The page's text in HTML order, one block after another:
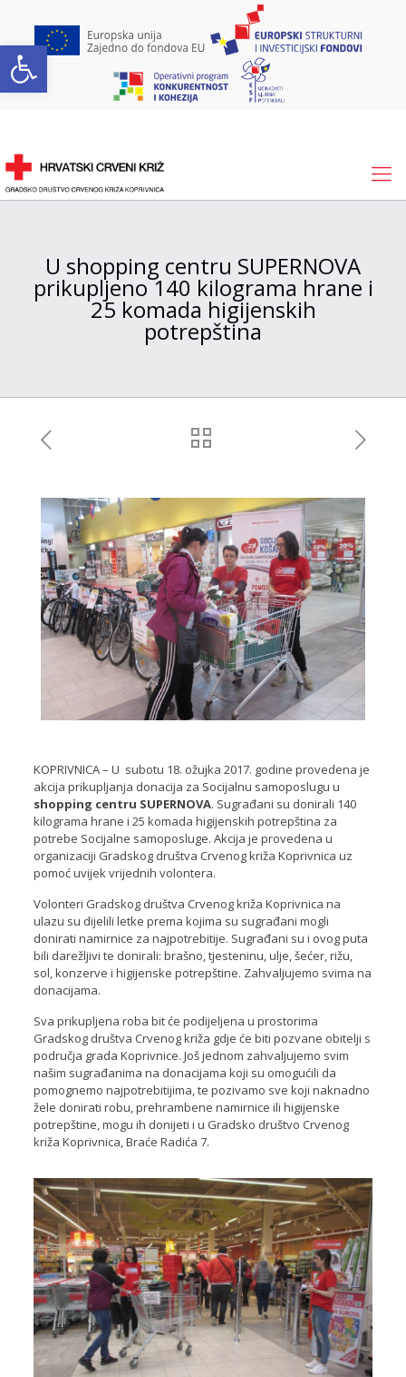
Open toolbar
U shopping centru SUPERNOVA
prikupljeno 140 kilograma hrane i
25 komada higijenskih
potrepština
KOPRIVNICA – U subotu 18. ožujka 2017. godine provedena je
akcija prikupljanja donacija za Socijalnu samoposlugu u
shopping centru SUPERNOVA. Sugrađani su donirali 140
kilograma hrane i 25 komada higijenskih potrepština za
potrebe Socijalne samoposluge. Akcija je provedena u
organizaciji Gradskog društva Crvenog križa Koprivnica uz
pomoć uvijek vrijednih volontera.
Volonteri Gradskog društva Crvenog križa Koprivnica na
ulazu su dijelili letke prema kojima su sugrađani mogli
donirati namirnice za najpotrebitije. Sugrađani su i ovog puta
bili darežljivi te donirali: brašno, tjesteninu, ulje, šećer, rižu,
sol, konzerve i higijenske potrepštine. Zahvaljujemo svima na
donacijama.
Sva prikupljena roba bit će podijeljena u prostorima
Gradskog društva Crvenog križa gdje će biti pozvane obitelji s
područja grada Koprivnice. Još jednom zahvaljujemo svim
našim sugrađanima na donacijama koji su omogućili da
pomognemo najpotrebitijima, te pozivamo sve koji naknadno
žele donirati robu, prehrambene namirnice ili higijenske
potrepštine, mogu ih donijeti i u Gradsko društvo Crvenog
križa Koprivnica, Braće Radića 7.